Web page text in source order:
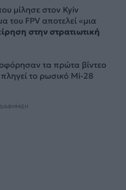
μίλησε στον Kyiv
του FPV αποτελεί «μια
στην στρατιωτική
τα πρώτα βίντεο
το ρωσικό Mi-28